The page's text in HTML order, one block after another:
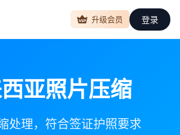
升级会员 登录
亚照片压缩
处理，符合签证护照要求